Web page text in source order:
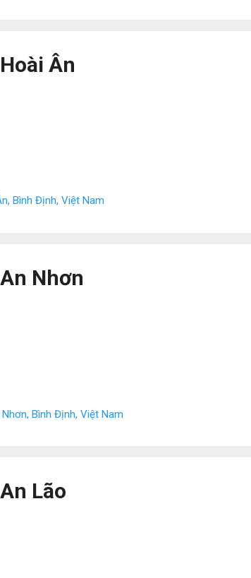
Ân
Bình Định, Việt Nam
Nhơn
Nhơn, Bình Định, Việt Nam
Lão